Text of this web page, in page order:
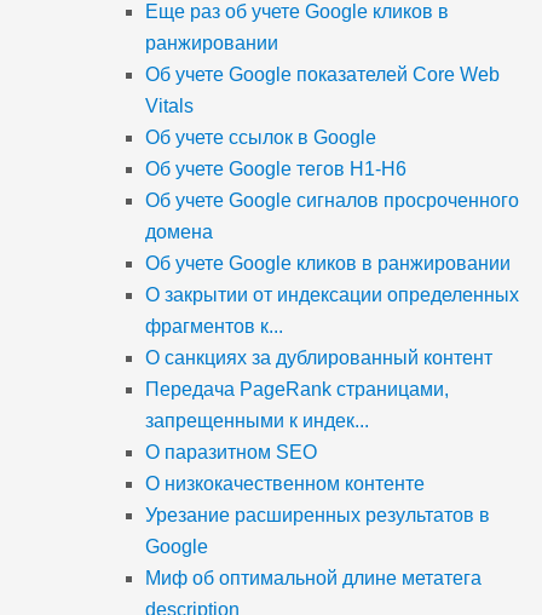
Еще раз об учете Google кликов в
ранжировании
Об учете Google показателей Core Web
Vitals
Об учете ссылок в Google
Об учете Google тегов H1-H6
Об учете Google сигналов просроченного
домена
Об учете Google кликов в ранжировании
О закрытии от индексации определенных
фрагментов к...
О санкциях за дублированный контент
Передача PageRank страницами,
запрещенными к индек...
О паразитном SEO
О низкокачественном контенте
Урезание расширенных результатов в
Google
Миф об оптимальной длине метатега
description